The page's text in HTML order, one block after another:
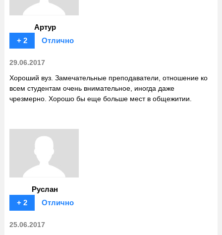
Артур
+ 2
Отлично
29.06.2017
Хороший вуз. Замечательные преподаватели, отношение ко
всем студентам очень внимательное, иногда даже
чрезмерно. Хорошо бы еще больше мест в общежитии.
Руслан
+ 2
Отлично
25.06.2017